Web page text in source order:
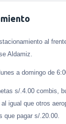
al
Aldamiz.
a domingo de
s/.4.00 combis,
igual que otros
que pagar s/.20.00.